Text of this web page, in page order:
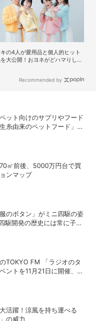
の4人が愛用品と個人的ヒット
大公開！おヨネがどハマりして
Recommended by
ット向けのサプリやフード
糸由来のペットフード」が
㎡前後、5000万円台で買
ンマップ
のボタン」がミニ四駆の姿
駆開発の歴史には常に子ど
TOKYO FM 「ラジオのタ
ントを11月21日に開催、ゲ
活躍！涼風を持ち運べる
の威力